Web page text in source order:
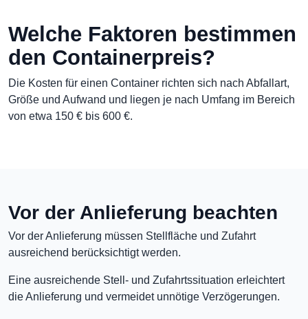
Welche Faktoren bestimmen
den Containerpreis?
Die Kosten für einen Container richten sich nach Abfallart,
Größe und Aufwand und liegen je nach Umfang im Bereich
von etwa 150 € bis 600 €.
Vor der Anlieferung beachten
Vor der Anlieferung müssen Stellfläche und Zufahrt
ausreichend berücksichtigt werden.
Eine ausreichende Stell- und Zufahrtssituation erleichtert
die Anlieferung und vermeidet unnötige Verzögerungen.